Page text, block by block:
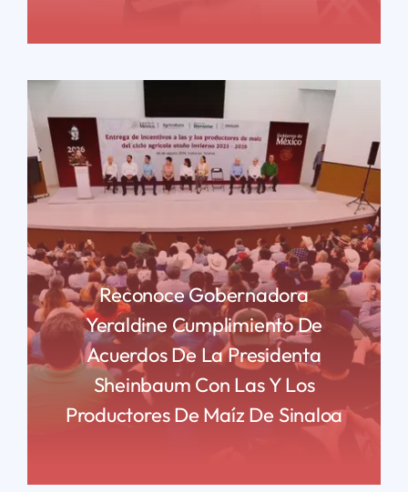
Reconoce Gobernadora
Yeraldine Cumplimiento De
Acuerdos De La Presidenta
Sheinbaum Con Las Y Los
Productores De Maíz De Sinaloa